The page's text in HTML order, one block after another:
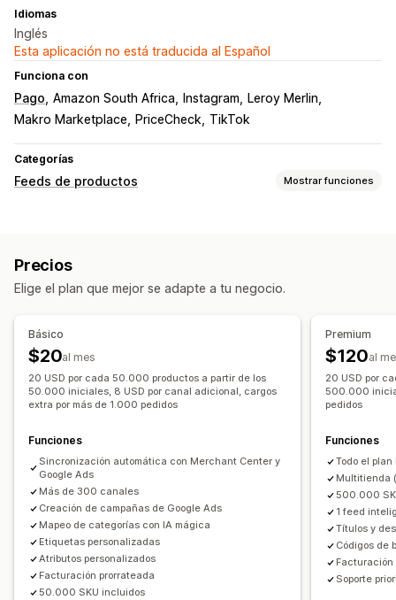
Idiomas
Inglés
Esta aplicación no está traducida al Español
Funciona con
Pago Amazon South Africa Instagram
Leroy Merlin
Makro Marketplace
PriceCheck TikTok
Categorías
Feeds de productos Mostrar funciones
Mapeo de IA
Etiquetas personalizadas Reglas personalizadas
Múltiples idiomas
Segmentación de colecciones
Gestión de feed
Actualizaciones de tienda
Sincronización programada
Validación de errores Selección de productos
Feeds de públicos objetivos específicos
Soporte técnico de inventario Gestión de GTIN
Headless
Seguimiento de conversión Optimización de feed
Monitoreo de rendimiento
Precios
Elige el plan que mejor se adapte a tu negocio.
Básico
$20al mes
20 USD por cada 50.000 productos a partir de los
50.000 iniciales, 8 USD por canal adicional, cargos
extra por más de 1.000 pedidos
Funciones
Sincronización automática con Merchant Center y
Google Ads
Más de 300 canales
Creación de campañas de Google Ads
Mapeo de categorías con IA mágica
Etiquetas personalizadas
Atributos personalizados
Facturación prorrateada
50.000 SKU incluidos
Premium
$120al
20 USD por
500.000
pedidos
Funciones
Todo el
Multitienda
500.000
1 feed
Títulos y
Códigos de
Soporte